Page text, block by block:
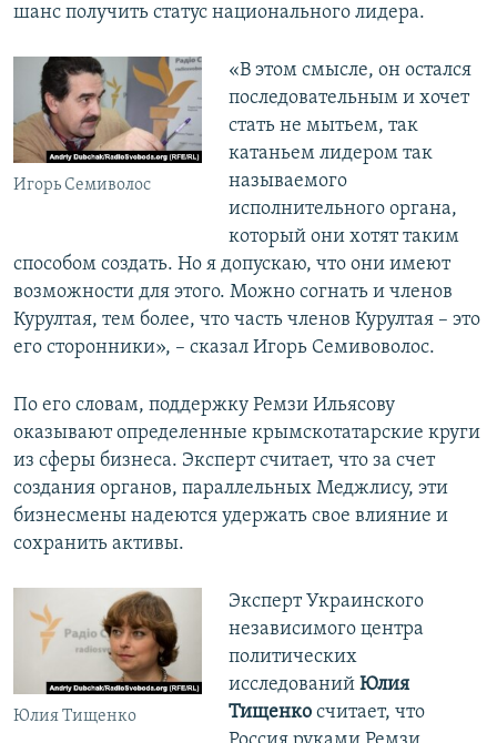
шанс получить статус национального лидера.
Игорь Семиволос
«В этом смысле, он остался
последовательным и хочет
стать не мытьем, так
катаньем лидером так
называемого
исполнительного органа,
который они хотят таким
способом создать. Но я допускаю, что они имеют
возможности для этого. Можно согнать и членов
Курултая, тем более, что часть членов Курултая – это
его сторонники», – сказал Игорь Семивоволос.
По его словам, поддержку Ремзи Ильясову
оказывают определенные крымскотатарские круги
из сферы бизнеса. Эксперт считает, что за счет
создания органов, параллельных Меджлису, эти
бизнесмены надеются удержать свое влияние и
сохранить активы.
Юлия Тищенко
Эксперт Украинского
независимого центра
политических
исследований Юлия
Тищенкосчитает, что